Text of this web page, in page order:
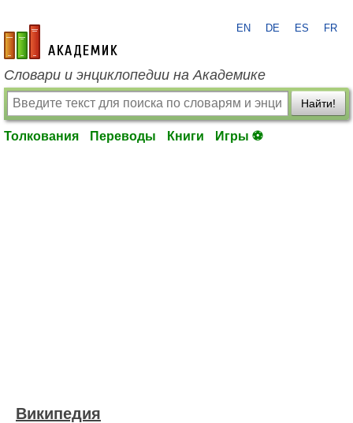
academic.ru
EN DE ES FR
Словари и энциклопедии на Академике
Найти!
Толкования Переводы Книги Игры ⚽
Википедия